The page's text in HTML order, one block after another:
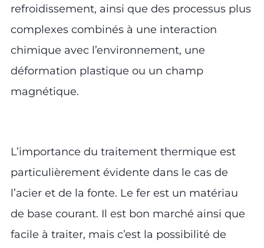
refroidissement, ainsi que des processus plus
complexes combinés à une interaction
chimique avec l’environnement, une
déformation plastique ou un champ
magnétique.
L’importance du traitement thermique est
particulièrement évidente dans le cas de
l’acier et de la fonte. Le fer est un matériau
de base courant. Il est bon marché ainsi que
facile à traiter, mais c’est la possibilité de